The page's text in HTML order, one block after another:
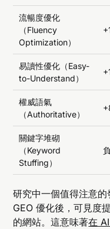
流暢度優化
（Fluency
Optimization）
易讀性優化（Easy-
to-Understand）
權威語氣
（Authoritative）
關鍵字堆砌
（Keyword
Stuffing）
研究中一個值得注意
GEO 優化後，可見度
的網站。這意味著在